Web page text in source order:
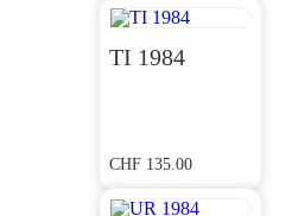
TI 1984
CHF 135.00